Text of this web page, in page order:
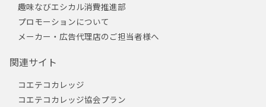
趣味なびエシカル消費推進部
プロモーションについて
メーカー・広告代理店のご担当者様へ
関連サイト
コエテコカレッジ
コエテコカレッジ協会プラン